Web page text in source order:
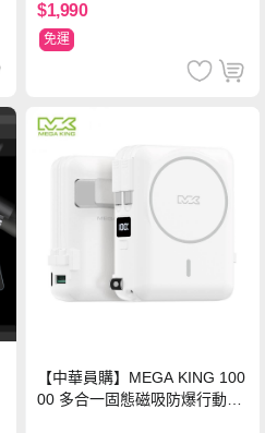
$1,990
免運
【中華員購】MEGA KING 100
00 多合一固態磁吸防爆行動電